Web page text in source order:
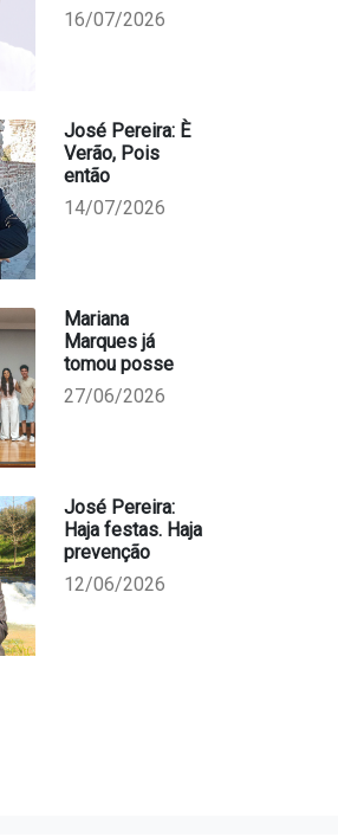
16/07/2026
José Pereira: È
Verão, Pois
então
14/07/2026
Mariana
Marques já
tomou posse
27/06/2026
José Pereira:
Haja festas. Haja
prevenção
12/06/2026